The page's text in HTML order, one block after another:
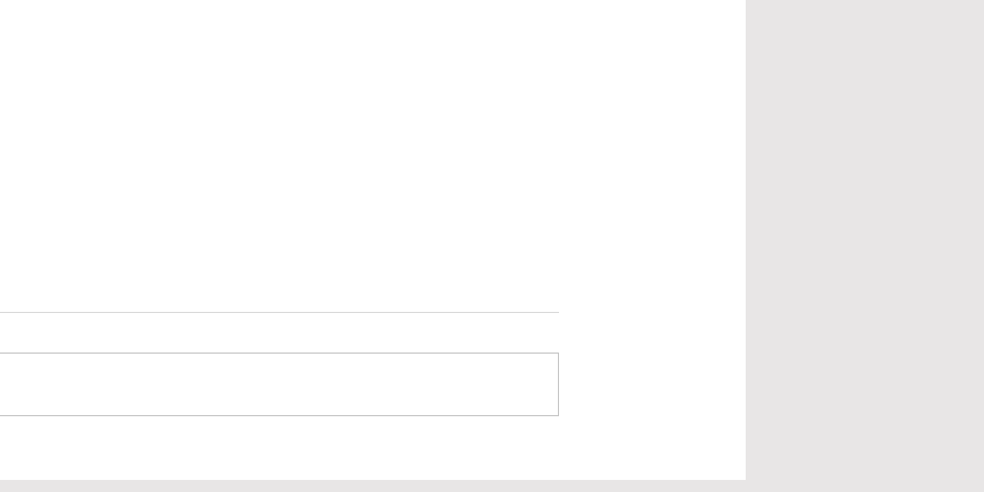
(direkt) steuernden Plan: Die
Der Gesetzesentwurf der
modernisieren und die